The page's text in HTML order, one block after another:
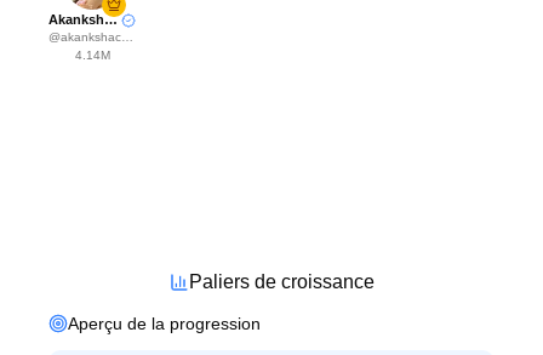
Akanksha Choudhary
@akankshachoudhary_official
4.14M
Paliers de croissance
Aperçu de la progression